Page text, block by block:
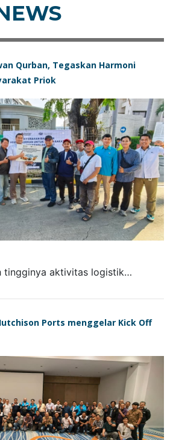
Qurban, Tegaskan Harmoni
Priok
tingginya aktivitas logistik…
Ports menggelar Kick Off